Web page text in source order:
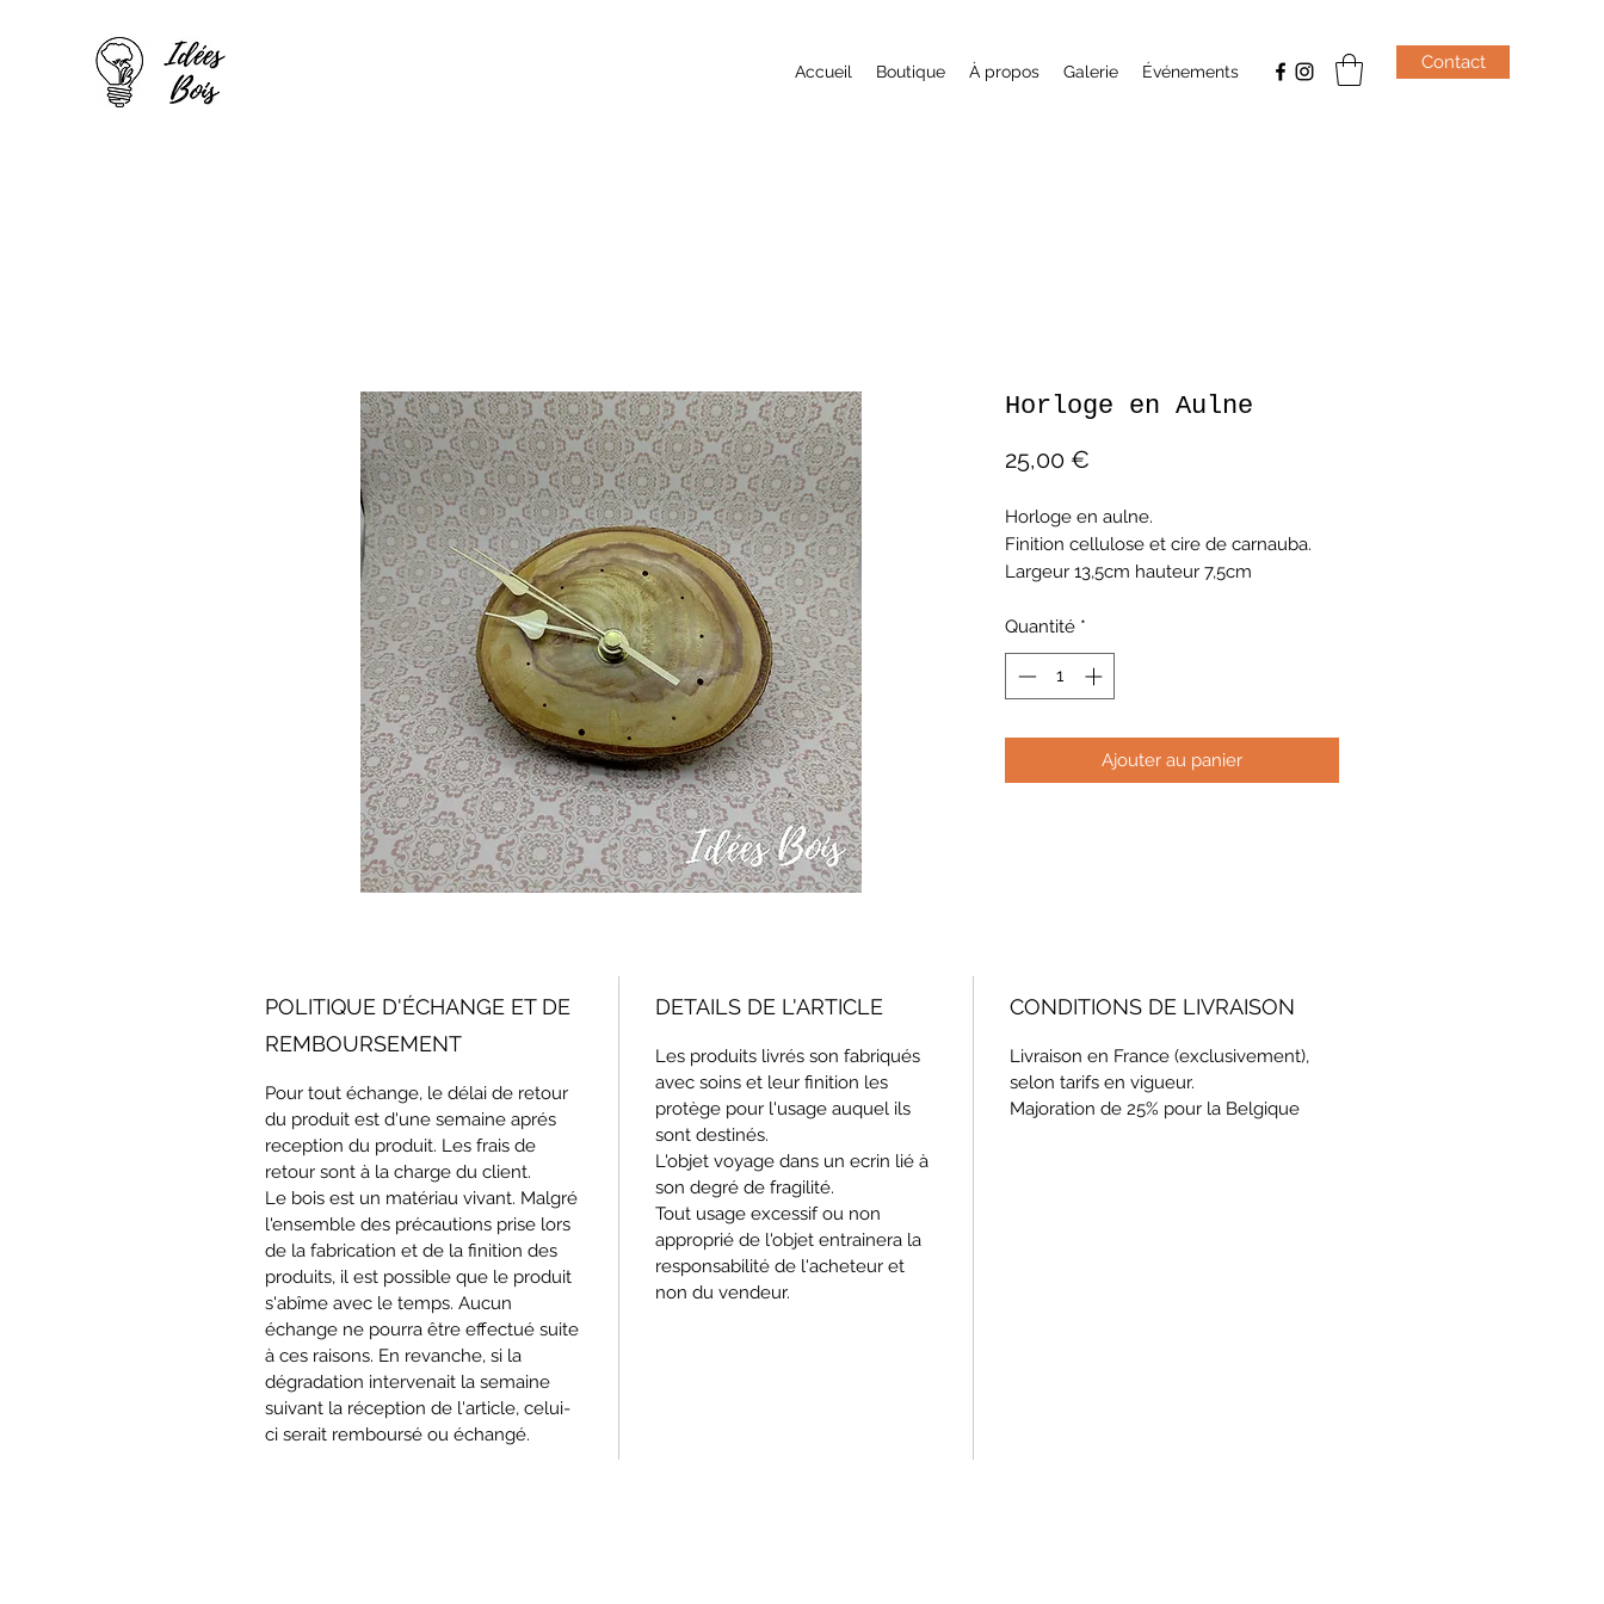
Accueil Boutique À propos Galerie Événements Contact
Horloge en Aulne
25,00 €
Horloge en aulne.
Finition cellulose et cire de carnauba.
Largeur 13,5cm hauteur 7,5cm
Quantité *
Ajouter au panier
POLITIQUE D'ÉCHANGE ET DE
REMBOURSEMENT
Pour tout échange, le délai de retour
du produit est d'une semaine aprés
reception du produit. Les frais de
retour sont à la charge du client.
Le bois est un matériau vivant. Malgré
l'ensemble des précautions prise lors
de la fabrication et de la finition des
produits, il est possible que le produit
s'abîme avec le temps. Aucun
échange ne pourra être effectué suite
à ces raisons. En revanche, si la
dégradation intervenait la semaine
suivant la réception de l'article, celui-
ci serait remboursé ou échangé.
DETAILS DE L'ARTICLE
Les produits livrés son fabriqués
avec soins et leur finition les
protège pour l'usage auquel ils
sont destinés.
L'objet voyage dans un ecrin lié à
son degré de fragilité.
Tout usage excessif ou non
approprié de l'objet entrainera la
responsabilité de l'acheteur et
non du vendeur.
CONDITIONS DE LIVRAISON
Livraison en France (exclusivement),
selon tarifs en vigueur.
Majoration de 25% pour la Belgique